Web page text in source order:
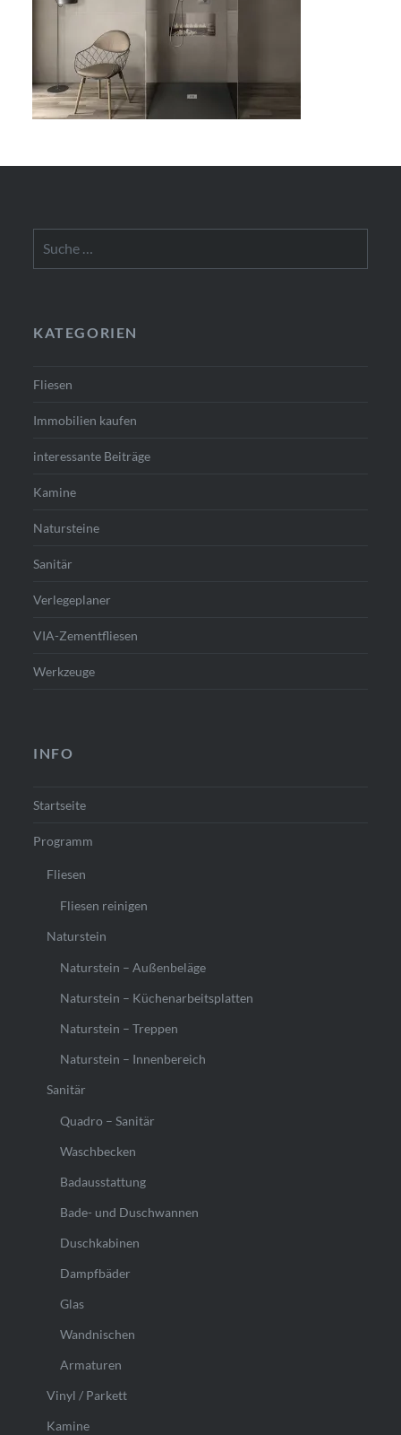
nach:
KATEGORIEN
Fliesen
Immobilien kaufen
interessante Beiträge
Kamine
Natursteine
Sanitär
Verlegeplaner
VIA-Zementfliesen
Werkzeuge
INFO
Startseite
Programm
Fliesen
Fliesen reinigen
Naturstein
Naturstein – Außenbeläge
Naturstein – Küchenarbeitsplatten
Naturstein – Treppen
Naturstein – Innenbereich
Sanitär
Quadro – Sanitär
Waschbecken
Badausstattung
Bade- und Duschwannen
Duschkabinen
Dampfbäder
Glas
Wandnischen
Armaturen
Vinyl / Parkett
Kamine